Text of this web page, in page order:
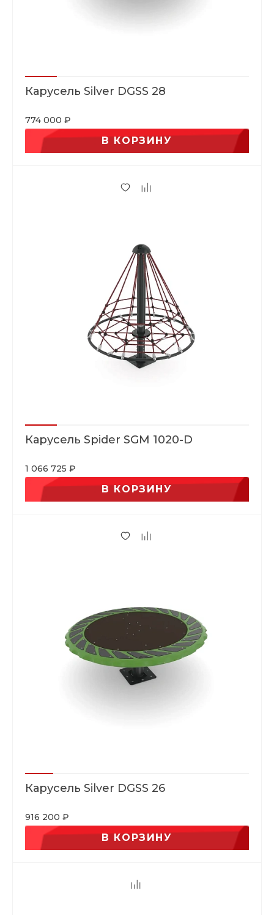
Карусель Silver DGSS 28
774 000 ₽
В КОРЗИНУ
Карусель Spider SGM 1020-D
1 066 725 ₽
В КОРЗИНУ
Карусель Silver DGSS 26
916 200 ₽
В КОРЗИНУ